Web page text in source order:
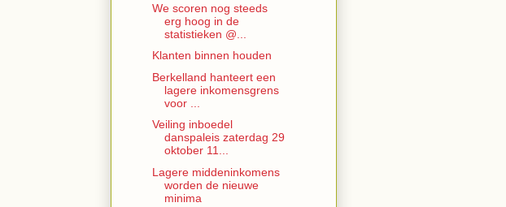
We scoren nog steeds
erg hoog in de
statistieken @...
Klanten binnen houden
Berkelland hanteert een
lagere inkomensgrens
voor ...
Veiling inboedel
danspaleis zaterdag 29
oktober 11...
Lagere middeninkomens
worden de nieuwe
minima